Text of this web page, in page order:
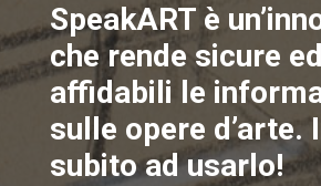
SpeakART è
che rende sicure ed
affidabili le
sulle opere d’arte.
subito ad usarlo!